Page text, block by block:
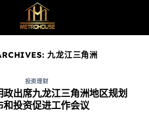
九龙江三角洲
投资理财
出席九龙江三角洲地区规划
和投资促进工作会议